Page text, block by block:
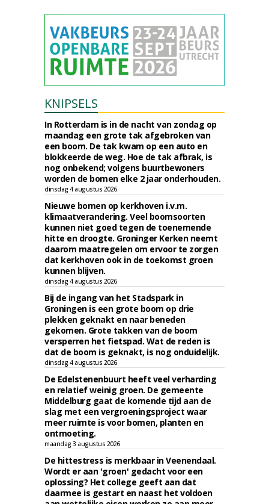
KNIPSELS
In Rotterdam is in de nacht van zondag op
maandag een grote tak afgebroken van
een boom. De tak kwam op een auto en
blokkeerde de weg. Hoe de tak afbrak, is
nog onbekend; volgens buurtbewoners
worden de bomen elke 2 jaar onderhouden.
dinsdag 4 augustus 2026
Nieuwe bomen op kerkhoven i.v.m.
klimaatverandering. Veel boomsoorten
kunnen niet goed tegen de toenemende
hitte en droogte. Groninger Kerken neemt
daarom maatregelen om ervoor te zorgen
dat kerkhoven ook in de toekomst groen
kunnen blijven.
dinsdag 4 augustus 2026
Bij de ingang van het Stadspark in
Groningen is een grote boom op drie
plekken geknakt en naar beneden
gekomen. Grote takken van de boom
versperren het fietspad. Wat de reden is
dat de boom is geknakt, is nog onduidelijk.
dinsdag 4 augustus 2026
De Edelstenenbuurt heeft veel verharding
en relatief weinig groen. De gemeente
Middelburg gaat de komende tijd aan de
slag met een vergroeningsproject waar
meer ruimte is voor bomen, planten en
ontmoeting.
maandag 3 augustus 2026
De hittestress is merkbaar in Veenendaal.
Wordt er aan 'groen' gedacht voor een
oplossing? Het college geeft aan dat
daarmee is gestart en naast het voldoen